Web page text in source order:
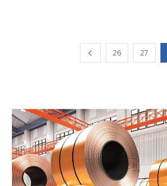
26 27